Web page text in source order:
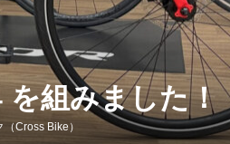
を組みました！
Cross Bike）
「TOUR DE FRANCE 2026